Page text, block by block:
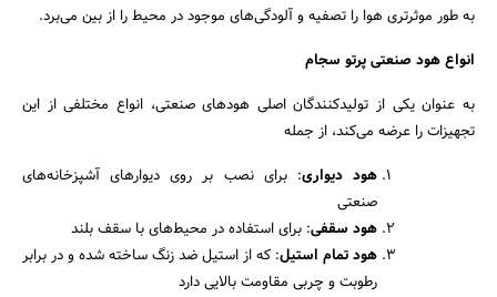
جستجو
به طور موثرتری هوا را تصفیه و آلودگی‌های موجود در محیط را از بین می‌برد.
انواع هود صنعتی پرتو سجام
به عنوان یکی از تولیدکنندگان اصلی هودهای صنعتی، انواع مختلفی از این
تجهیزات را عرضه می‌کند، از جمله
هود دیواری: برای نصب بر روی دیوارهای آشپزخانه‌های
صنعتی
هود سقفی: برای استفاده در محیط‌های با سقف بلند
هود تمام استیل: که از استیل ضد زنگ ساخته شده و در برابر
رطوبت و چربی مقاومت بالایی دارد